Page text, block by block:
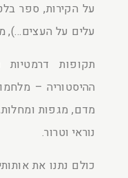
על הקירות, ספר
עלים על העצים…),
תקופות
ההיסטוריה –
מדם, מגפות
נוראי וטרור.
כולם נתנו את